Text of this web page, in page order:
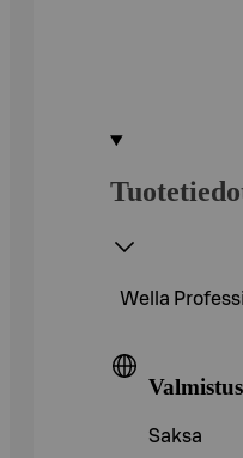
Wella
Saksa